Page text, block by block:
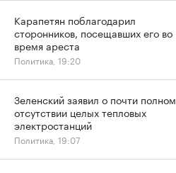
Карапетян поблагодарил
сторонников, посещавших его во
время ареста
Политика, 19:20
Зеленский заявил о почти полном
отсутствии целых тепловых
электростанций
Политика, 19:07